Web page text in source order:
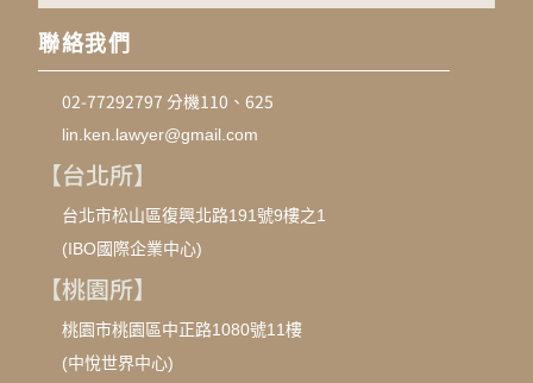
聯絡我們
02-77292797 分機110、625
lin.ken.lawyer@gmail.com
【台北所】
台北市松山區復興北路191號9樓之1
(IBO國際企業中心)
【桃園所】
桃園市桃園區中正路1080號11樓
(中悅世界中心)